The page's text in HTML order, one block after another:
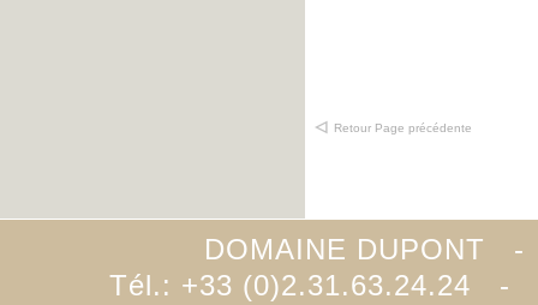
Retour Page précédente
DOMAINE DUPONT
Tél.: +33 (0)2.31.63.24.24